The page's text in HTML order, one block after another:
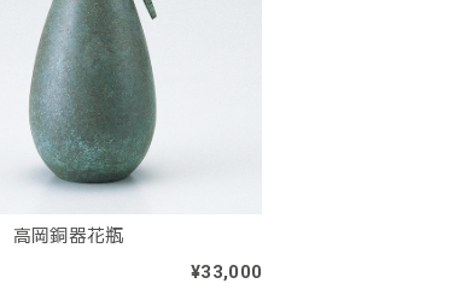
岡銅器花瓶
¥33,000